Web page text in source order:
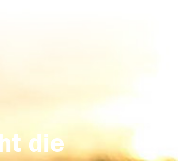
die